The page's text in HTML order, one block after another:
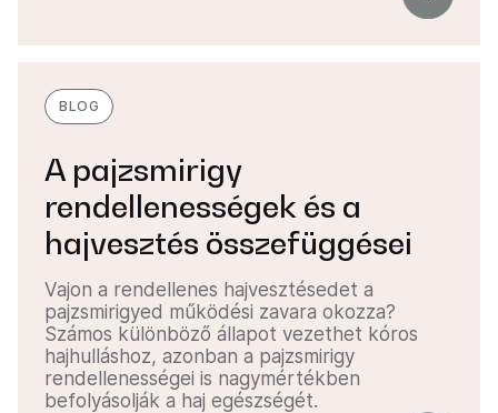
BLOG
A pajzsmirigy
rendellenességek és a
hajvesztés összefüggései
Vajon a rendellenes hajvesztésedet a
pajzsmirigyed működési zavara okozza?
Számos különböző állapot vezethet kóros
hajhulláshoz, azonban a pajzsmirigy
rendellenességei is nagymértékben
befolyásolják a haj egészségét.